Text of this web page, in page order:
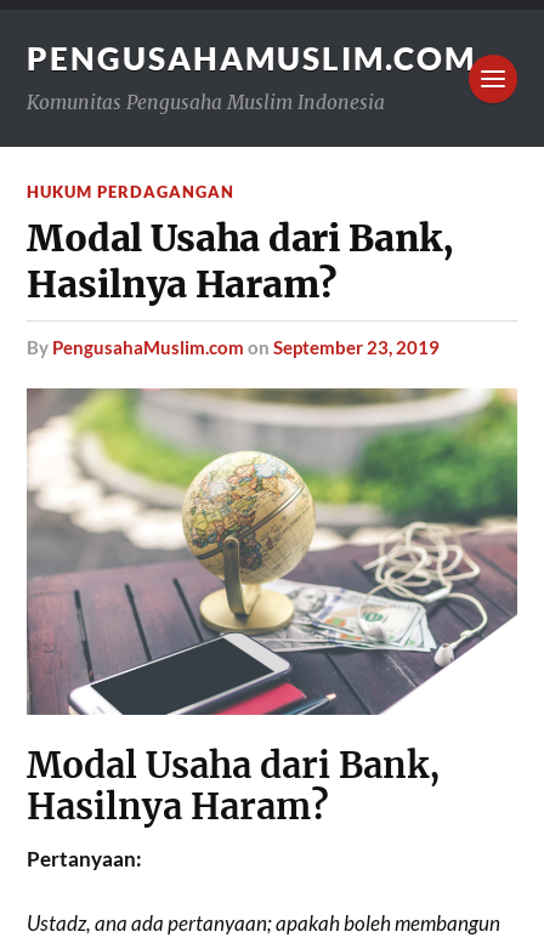
PENGUSAHAMUSLIM.COM
Komunitas Pengusaha Muslim Indonesia
HUKUM PERDAGANGAN
Modal Usaha dari Bank,
Hasilnya Haram?
by PengusahaMuslim.com onSeptember 23, 2019
Modal Usaha dari Bank,
Hasilnya Haram?
Pertanyaan:
Ustadz, ana ada pertanyaan; apakah boleh membangun